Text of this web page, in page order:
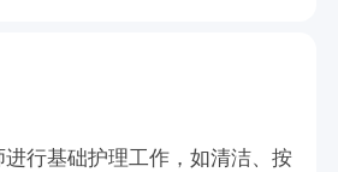
进行基础护理工作，如清洁、按